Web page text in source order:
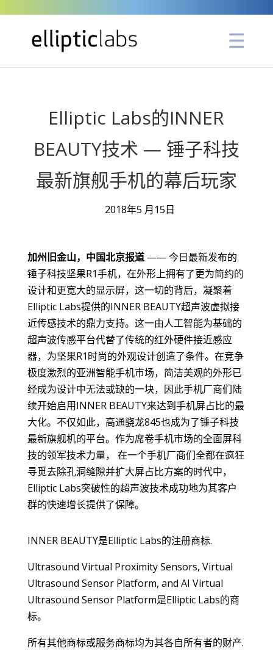
Elliptic Labs的INNER
BEAUTY技术 — 锤子科技
最新旗舰手机的幕后玩家
2018年5 月15日
加州旧金山，中国北京报道—— 今日最新发布的
锤子科技坚果R1手机，在外形上拥有了更为简约的
设计和更宽大的显示屏，这一切的背后，凝聚着
Elliptic Labs提供的INNER BEAUTY超声波虚拟接
近传感技术的鼎力支持。这一由人工智能为基础的
超声波传感平台代替了传统的红外硬件接近感应
器，为坚果R1时尚的外观设计创造了条件。在竞争
极度激烈的亚洲智能手机市场，简洁美观的外形已
经成为设计中无法或缺的一块，因此手机厂商们陆
续开始启用INNER BEAUTY来达到手机屏占比的最
大化。不仅如此，高通骁龙845也成为了锤子科技
最新旗舰机的平台。作为席卷手机市场的全面屏科
技的领军技术力量， 在一个手机厂商们全都在疯狂
寻觅去除孔洞缝隙并扩大屏占比方案的时代中，
Elliptic Labs突破性的超声波技术成功地为其客户
群的快速增长提供了保障。
INNER BEAUTY是Elliptic Labs的注册商标.
Ultrasound Virtual Proximity Sensors, Virtual
Ultrasound Sensor Platform, and AI Virtual
Ultrasound Sensor Platform是Elliptic Labs的商
标。
所有其他商标或服务商标均为其各自所有者的财产.